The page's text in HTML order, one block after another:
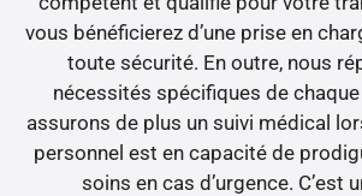
vous bénéficierez d’une prise en
toute sécurité. En outre, nous
nécessités spécifiques de
assurons de plus un suivi médical
personnel est en capacité de
soins en cas d’urgence. C’est